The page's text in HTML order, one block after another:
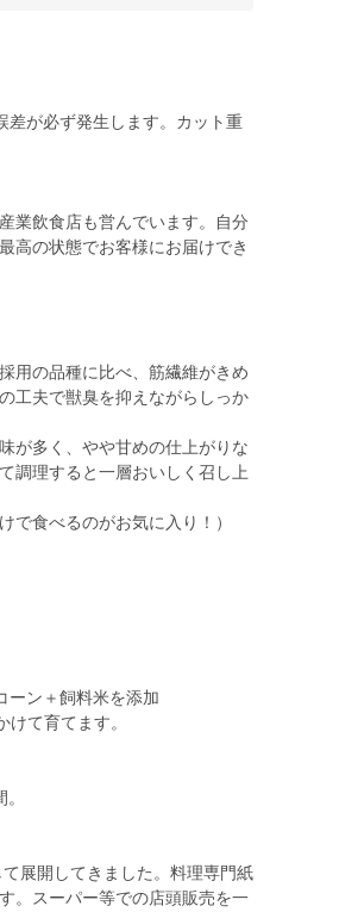
差が必ず発生します。カット重
業飲食店も営んでいます。自分
高の状態でお客様にお届けでき
用の品種に比べ、筋繊維がきめ
工夫で獣臭を抑えながらしっか
が多く、やや甘めの仕上がりな
調理すると一層おいしく召し上
で食べるのがお気に入り！）
ーン＋飼料米を添加
て育てます。
展開してきました。料理専門紙
。スーパー等での店頭販売を一